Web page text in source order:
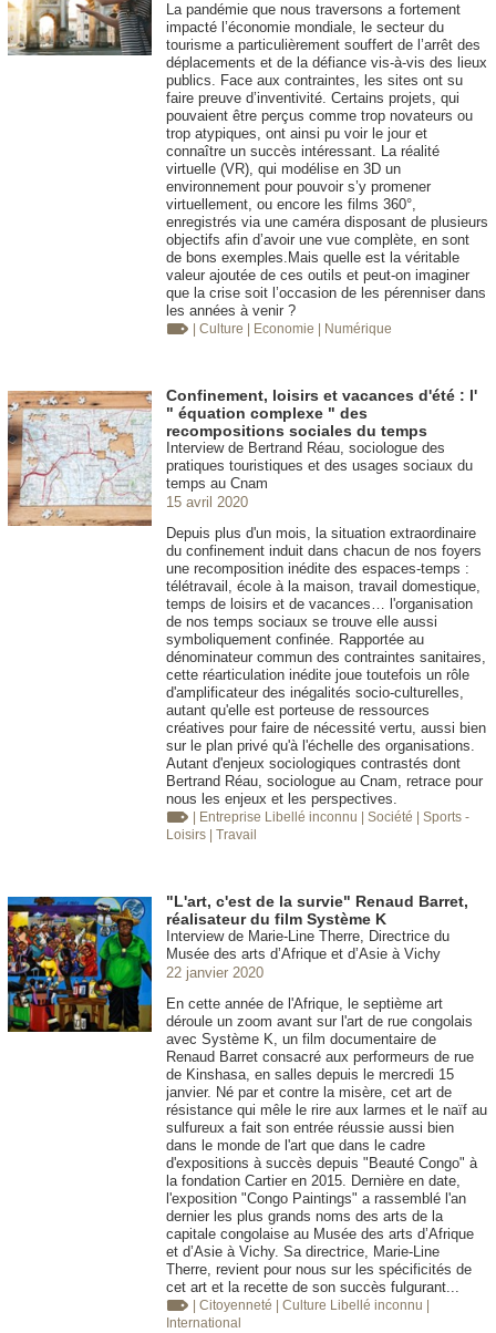
La pandémie que nous traversons a fortement
impacté l’économie mondiale, le secteur du
tourisme a particulièrement souffert de l’arrêt des
déplacements et de la défiance vis-à-vis des lieux
publics. Face aux contraintes, les sites ont su
faire preuve d’inventivité. Certains projets, qui
pouvaient être perçus comme trop novateurs ou
trop atypiques, ont ainsi pu voir le jour et
connaître un succès intéressant. La réalité
virtuelle (VR), qui modélise en 3D un
environnement pour pouvoir s’y promener
virtuellement, ou encore les films 360°,
enregistrés via une caméra disposant de plusieurs
objectifs afin d’avoir une vue complète, en sont
de bons exemples.Mais quelle est la véritable
valeur ajoutée de ces outils et peut-on imaginer
que la crise soit l’occasion de les pérenniser dans
les années à venir ?
| Culture | Economie | Numérique
Confinement, loisirs et vacances d'été : l'
" équation complexe " des
recompositions sociales du temps
Interview de Bertrand Réau, sociologue des
pratiques touristiques et des usages sociaux du
temps au Cnam
15 avril 2020
Depuis plus d'un mois, la situation extraordinaire
du confinement induit dans chacun de nos foyers
une recomposition inédite des espaces-temps :
télétravail, école à la maison, travail domestique,
temps de loisirs et de vacances… l'organisation
de nos temps sociaux se trouve elle aussi
symboliquement confinée. Rapportée au
dénominateur commun des contraintes sanitaires,
cette réarticulation inédite joue toutefois un rôle
d'amplificateur des inégalités socio-culturelles,
autant qu'elle est porteuse de ressources
créatives pour faire de nécessité vertu, aussi bien
sur le plan privé qu'à l'échelle des organisations.
Autant d'enjeux sociologiques contrastés dont
Bertrand Réau, sociologue au Cnam, retrace pour
nous les enjeux et les perspectives.
| Entreprise Libellé inconnu | Société
| Sports -
Loisirs
| Travail
"L'art, c'est de la survie" Renaud Barret,
réalisateur du film Système K
Interview de Marie-Line Therre, Directrice du
Musée des arts d’Afrique et d’Asie à Vichy
22 janvier 2020
En cette année de l'Afrique, le septième art
déroule un zoom avant sur l'art de rue congolais
avec Système K, un film documentaire de
Renaud Barret consacré aux performeurs de rue
de Kinshasa, en salles depuis le mercredi 15
janvier. Né par et contre la misère, cet art de
résistance qui mêle le rire aux larmes et le naïf au
sulfureux a fait son entrée réussie aussi bien
dans le monde de l'art que dans le cadre
d'expositions à succès depuis "Beauté Congo" à
la fondation Cartier en 2015. Dernière en date,
l'exposition "Congo Paintings" a rassemblé l'an
dernier les plus grands noms des arts de la
capitale congolaise au Musée des arts d’Afrique
et d’Asie à Vichy. Sa directrice, Marie-Line
Therre, revient pour nous sur les spécificités de
cet art et la recette de son succès fulgurant...
| Citoyenneté | Culture Libellé inconnu
International